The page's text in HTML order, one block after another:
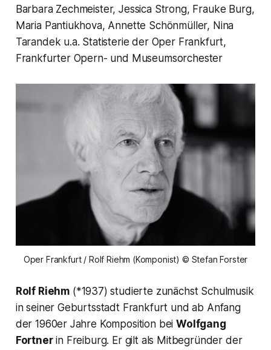
Barbara Zechmeister, Jessica Strong, Frauke Burg,
Maria Pantiukhova, Annette Schönmüller, Nina
Tarandek u.a. Statisterie der Oper Frankfurt,
Frankfurter Opern- und Museumsorchester
Oper Frankfurt / Rolf Riehm (Komponist) © Stefan Forster
Rolf Riehm (*1937) studierte zunächst Schulmusik
in seiner Geburtsstadt Frankfurt und ab Anfang
der 1960er Jahre Komposition beiWolfgang
Fortnerin Freiburg. Er gilt als Mitbegründer der